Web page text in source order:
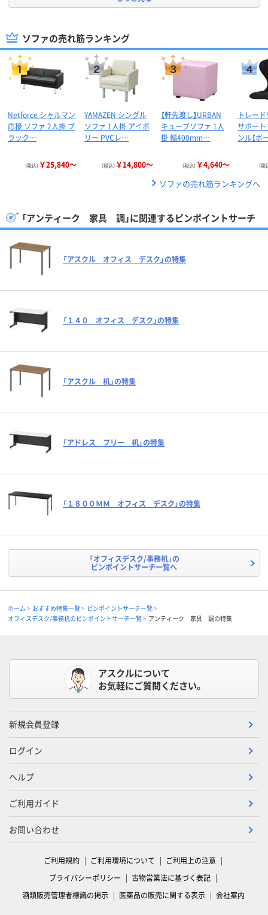
ソファの売れ筋ランキング
Netforce シャルマン
応接 ソファ 2人掛 ブ
ラック…
（税込） ￥25,840～
YAMAZEN シングル
ソファ 1人掛 アイボ
リー PVCレ…
（税込） ￥14,800～
【軒先渡し】URBAN
キューブソファ 1人
掛 幅400mm…
（税込） ￥4,640～
トレー
サポー
ンル【ボ
（税
ソファの売れ筋ランキングへ
「アンティーク 家具 調」に関連するピンポイントサーチ
「アスクル オフィス デスク」の特集
「１４０ オフィス デスク」の特集
「アスクル 机」の特集
「アドレス フリー 机」の特集
「１８００ＭＭ オフィス デスク」の特集
「オフィスデスク/事務机」の
ピンポイントサーチ一覧へ
ホーム おすすめ特集一覧
ピンポイントサーチ一覧
オフィスデスク/事務机のピンポイントサーチ一覧
アンティーク 家具 調の特集
アスクルについて
お気軽にご質問ください。
新規会員登録
ログイン
ヘルプ
ご利用ガイド
お問い合わせ
ご利用規約 ご利用環境について
ご利用上の注意
プライバシーポリシー
古物営業法に基づく表記
酒類販売管理者標識の掲示
医薬品の販売に関する表示 会社案内